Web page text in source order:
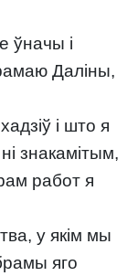
ўначы і
Даліны,
і што я
знакамітым,
работ я
у якім мы
яго